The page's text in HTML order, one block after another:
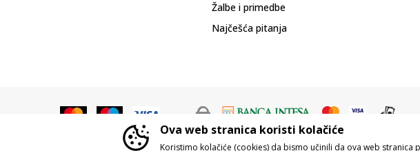
Žalbe i primedbe
Najčešća pitanja
Ova web stranica koristi kolačiće
Koristimo kolačiće (cookies) da bismo učinili da ova web